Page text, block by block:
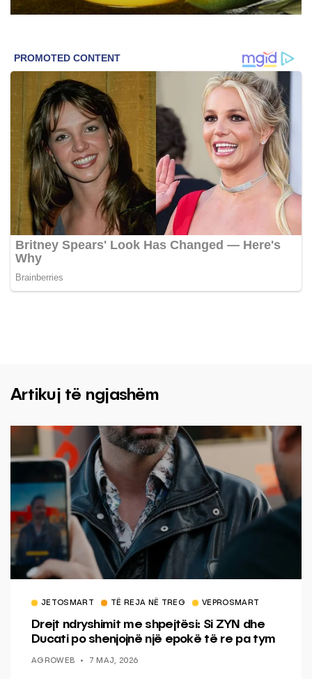
Artikuj të ngjashëm
JETOSMART TË REJA NË TREG VEPROSMART
Drejt ndryshimit me shpejtësi: Si ZYN dhe
Ducati po shenjojnë një epokë të re pa tym
AGROWEB 7 MAJ, 2026